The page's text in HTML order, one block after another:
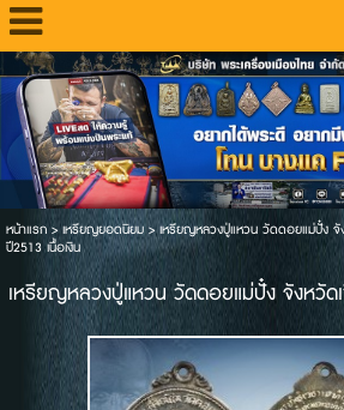
หน้าแรก>เหรียญยอดนิยม>เหรียญหลวงปู่แหวน วัดดอยแม่ปั๋ง จั
ปี2513 เนื้อเงิน
เหรียญหลวงปู่แหวน วัดดอยแม่ปั๋ง จังหวัดเ